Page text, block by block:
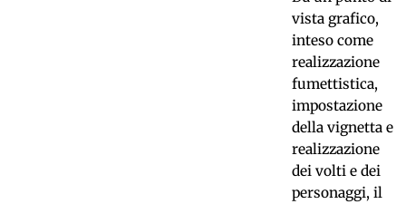
vista grafico,
inteso come
realizzazione
fumettistica,
impostazione
della vignetta e
realizzazione
dei volti e dei
personaggi, il